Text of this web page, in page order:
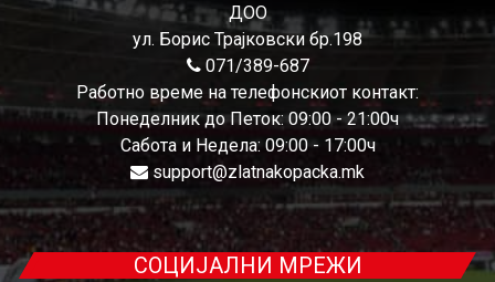
ДОО
ул. Борис Трајковски бр.198
071/389-687
Работно време на телефонскиот контакт:
Понеделник до Петок: 09:00 - 21:00ч
Сабота и Недела: 09:00 - 17:00ч
support@zlatnakopacka.mk
СОЦИЈАЛНИ МРЕЖИ